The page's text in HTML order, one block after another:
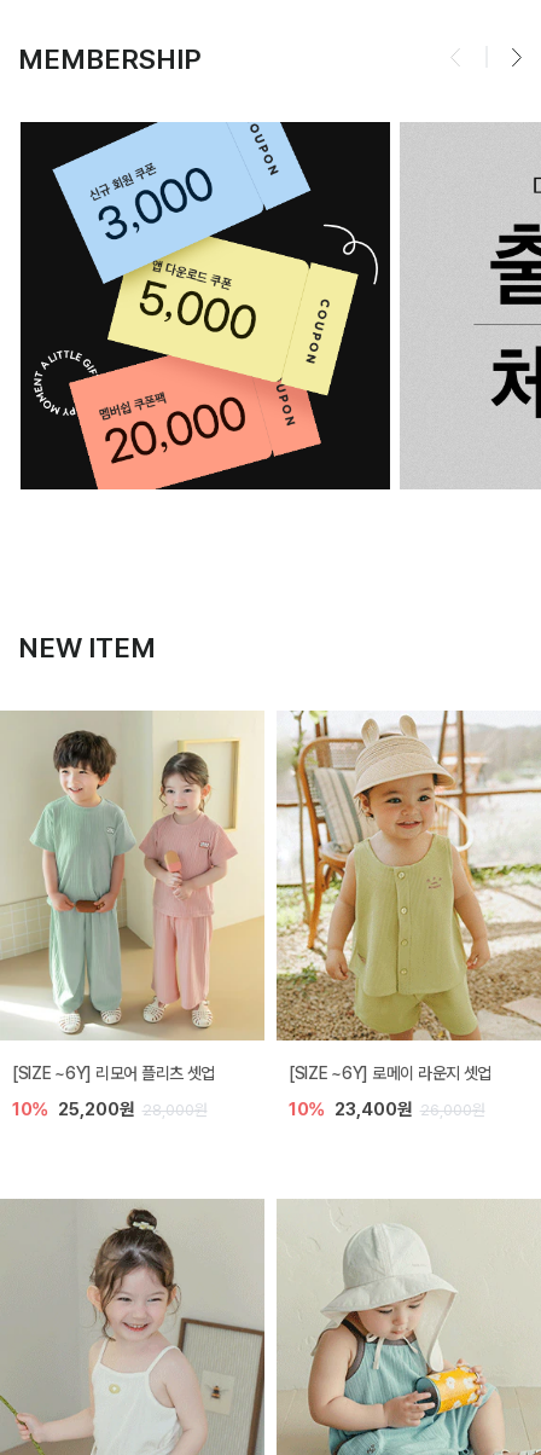
MEMBERSHIP
NEW ITEM
[SIZE ~6Y] 리모어 플리츠 셋업
10% 25,200원 28,000원
[SIZE ~6Y] 로메이 라운지 셋업
10% 23,400원 26,000원